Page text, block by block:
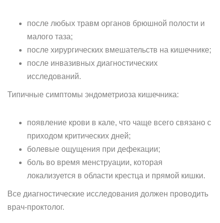
после любых травм органов брюшной полости и
малого таза;
после хирургических вмешательств на кишечнике;
после инвазивных диагностических
исследований.
Типичные симптомы эндометриоза кишечника:
появление крови в кале, что чаще всего связано с
приходом критических дней;
болевые ощущения при дефекации;
боль во время менструации, которая
локализуется в области крестца и прямой кишки.
Все диагностические исследования должен проводить
врач-проктолог.